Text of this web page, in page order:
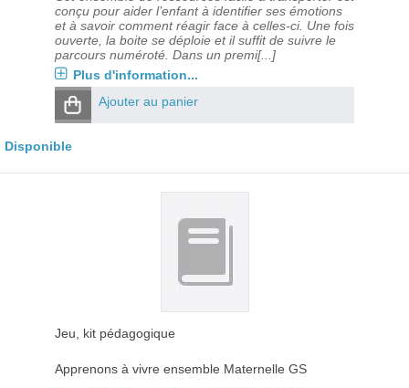
conçu pour aider l’enfant à identifier ses émotions
et à savoir comment réagir face à celles-ci. Une fois
ouverte, la boite se déploie et il suffit de suivre le
parcours numéroté. Dans un premi[...]
Plus d'information...
Ajouter au panier
Disponible
Jeu, kit pédagogique
Apprenons à vivre ensemble Maternelle GS